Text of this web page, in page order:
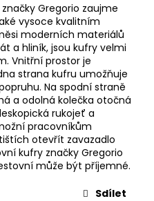
Gregorio zaujme
vysoce kvalitním
moderních materiálů
a hliník, jsou kufry velmi
Vnitřní prostor je
strana kufru umožňuje
Na spodní straně
a odolná kolečka otočná
rukojeť a
pracovníkům
otevřít zavazadlo
kufry značky Gregorio
může být příjemné.
Sdílet